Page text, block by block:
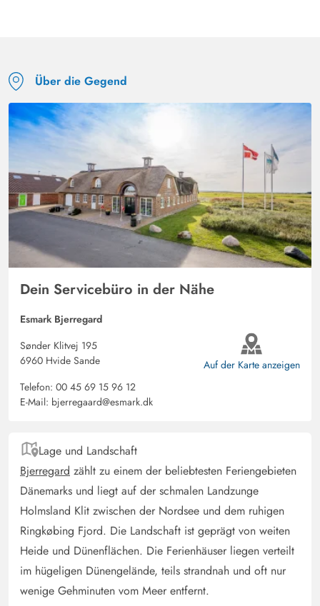
Über die Gegend
Dein Servicebüro in der Nähe
Esmark Bjerregard
Sønder Klitvej 195
6960 Hvide Sande
Telefon: 00 45 69 15 96 12
E-Mail: bjerregaard@esmark.dk
Auf der Karte anzeigen
Lage und Landschaft
Bjerregard zählt zu einem der beliebtesten Feriengebieten
Dänemarks und liegt auf der schmalen Landzunge
Holmsland Klit zwischen der Nordsee und dem ruhigen
Ringkøbing Fjord. Die Landschaft ist geprägt von weiten
Heide und Dünenflächen. Die Ferienhäuser liegen verteilt
im hügeligen Dünengelände, teils strandnah und oft nur
wenige Gehminuten vom Meer entfernt.